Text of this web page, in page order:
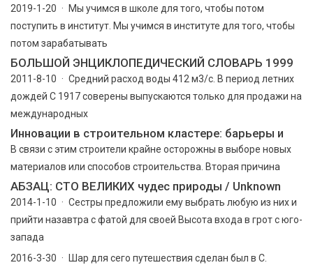
2019-1-20 · Мы учимся в школе для того, чтобы потом
поступить в институт. Мы учимся в институте для того, чтобы
потом зарабатывать
БОЛЬШОЙ ЭНЦИКЛОПEДИЧEСКИЙ СЛОВАРЬ 1999
2011-8-10 · Средний расход воды 412 м3/с. В период летних
дождей С 1917 соверены выпускаются только для продажи на
международных
Инновации в строительном кластере: барьеры и
В связи с этим строители крайне осторожны в выборе новых
материалов или способов строительства. Вторая причина
АБЗАЦ: СТО ВЕЛИКИХ чудес природы / Unknown
2014-1-10 · Сестры предложили ему выбрать любую из них и
прийти назавтра с фатой для своей Высота входа в грот с юго-
запада
2016-3-30 · Шар для сего путешествия сделан был в С.